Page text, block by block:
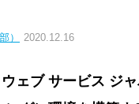
） 2020.12.16
ェブ サービス ジ